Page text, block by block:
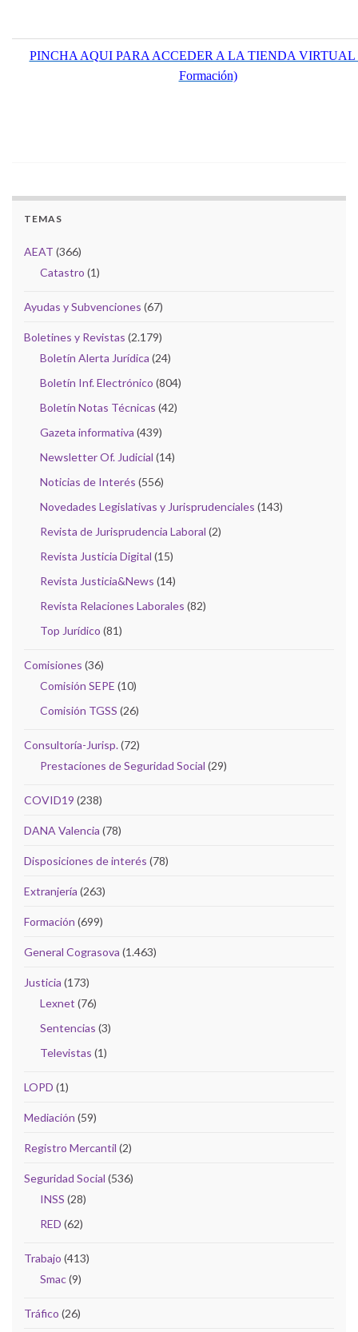
PINCHA AQUI PARA ACCEDER A LA TIENDA VIRTUAL
Formación)
TEMAS
AEAT (366)
Catastro (1)
Ayudas y Subvenciones (67)
Boletines y Revistas (2.179)
Boletín Alerta Jurídica (24)
Boletín Inf. Electrónico (804)
Boletín Notas Técnicas (42)
Gazeta informativa (439)
Newsletter Of. Judicial (14)
Noticias de Interés (556)
Novedades Legislativas y Jurisprudenciales (143)
Revista de Jurisprudencia Laboral (2)
Revista Justicia Digital (15)
Revista Justicia&News (14)
Revista Relaciones Laborales (82)
Top Jurídico (81)
Comisiones (36)
Comisión SEPE (10)
Comisión TGSS (26)
Consultoría-Jurisp.(72)
Prestaciones de Seguridad Social (29)
COVID19 (238)
DANA Valencia (78)
Disposiciones de interés (78)
Extranjería (263)
Formación (699)
General Cograsova (1.463)
Justicia (173)
Lexnet (76)
Sentencias (3)
Televistas (1)
LOPD (1)
Mediación (59)
Registro Mercantil (2)
Seguridad Social (536)
INSS (28)
RED (62)
Trabajo (413)
Smac(9)
Tráfico (26)